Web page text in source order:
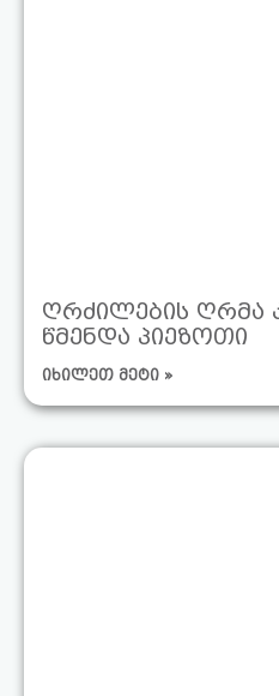
ღრძილების ღრმა
წმენდა პიეზოთი
იხილეთ მეტი »